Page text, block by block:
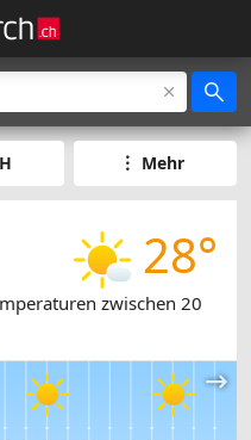
Mehr
28°
zwischen 20